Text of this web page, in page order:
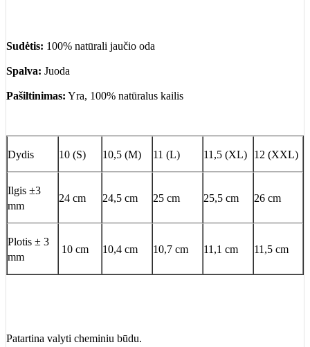
Sudėtis: 100% natūrali jaučio oda
Spalva: Juoda
Pašiltinimas: Yra, 100% natūralus kailis
Dydis 10 (S) 10,5 (M) 11 (L) 11,5 (XL) 12 (XXL)
Ilgis ±3
mm
24 сm 24,5 сm 25 сm 25,5 сm 26 сm
Plotis ± 3
mm
10 сm 10,4 сm 10,7 сm 11,1 сm 11,5 сm
Patartina valyti cheminiu būdu.